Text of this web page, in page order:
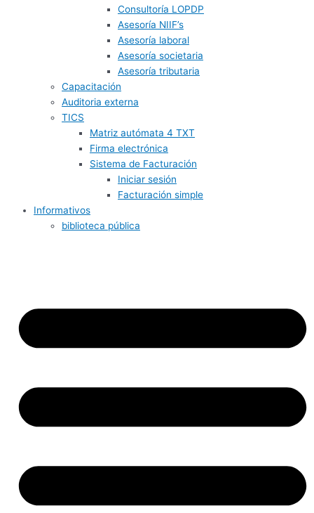
Consultoría LOPDP
Asesoría NIIF’s
Asesoría laboral
Asesoría societaria
Asesoría tributaria
Capacitación
Auditoria externa
TICS
Matriz autómata 4 TXT
Firma electrónica
Sistema de Facturación
Iniciar sesión
Facturación simple
Informativos
biblioteca pública